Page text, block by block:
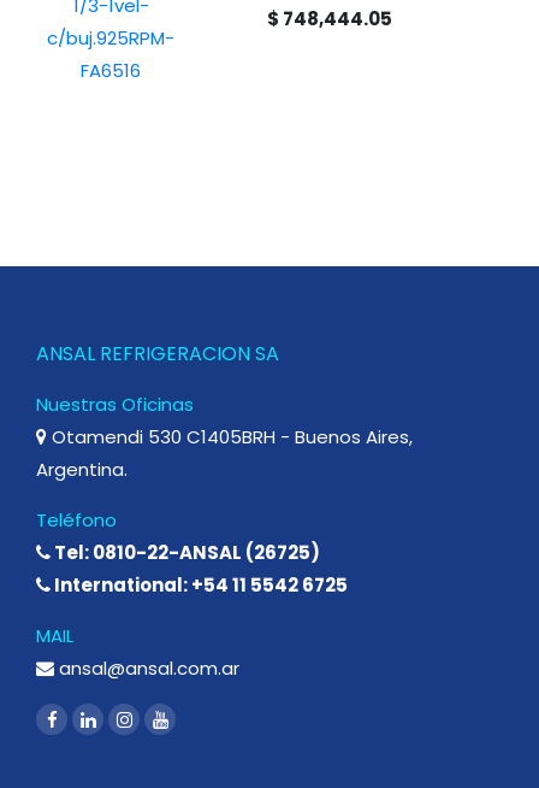
$ 748,444.05
ANSAL REFRIGERACION SA
Nuestras Oficinas
Otamendi 530 C1405BRH - Buenos Aires,
Argentina.
Teléfono
Tel: 0810-22-ANSAL (26725)
International: +54 11 5542 6725
MAIL
ansal@ansal.com.ar